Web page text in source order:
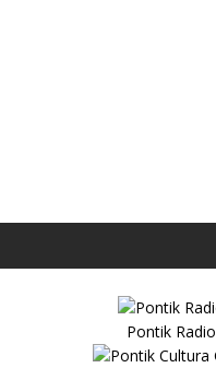
Pontik Radio